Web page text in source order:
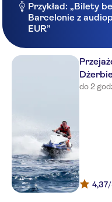
Djerba Azurea
Oasis Marine
Djerba Saray
Hotel Le Beau
Dar Dhiafa
Les Alizes
Sidi Slim
Przykład: „Bilety
Barcelonie z
EUR”
do 2
4,37